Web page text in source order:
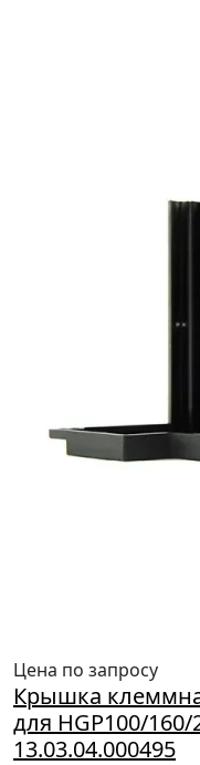
Цена по запросу
Крышка
для HGP100/
13.03.04.000495